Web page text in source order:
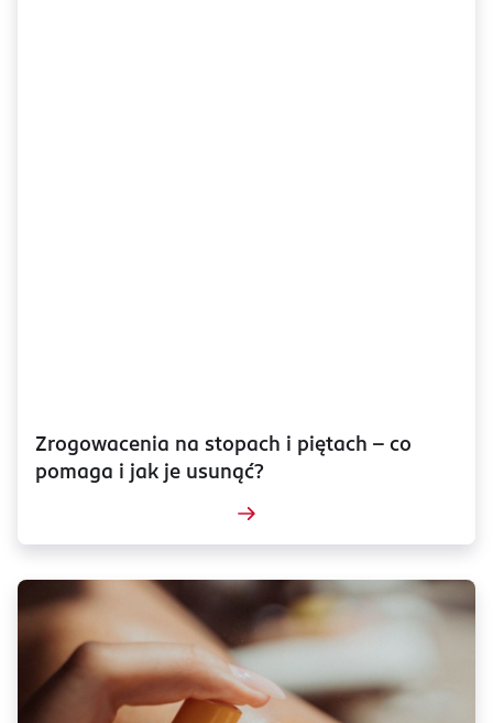
Zrogowacenia na stopach i piętach – co
pomaga i jak je usunąć?